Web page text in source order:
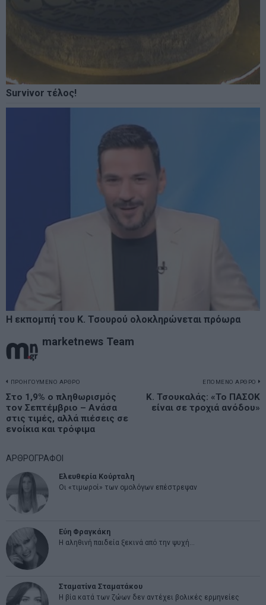
Survivor τέλος!
Η εκπομπή του Κ. Τσουρού ολοκληρώνεται πρόωρα
marketnews Team
Πλοήγηση
άρθρων
ΠΡΟΗΓΟΥΜΕΝΟ ΑΡΘΡΟ
Previous
post:
Στο 1,9% ο πληθωρισμός
τον Σεπτέμβριο – Ανάσα
στις τιμές, αλλά πιέσεις σε
ενοίκια και τρόφιμα
ΕΠΟΜΕΝΟ ΑΡΘΡΟ
Κ. Τσουκαλάς: «Το ΠΑΣΟΚ
είναι σε τροχιά ανόδου»
ΑΡΘΡΟΓΡΑΦΟΙ
Ελευθερία Κούρταλη
Οι «τιμωροί» των ομολόγων επέστρεψαν
Εύη Φραγκάκη
Η αληθινή παιδεία ξεκινά από την ψυχή…
Σταματίνα Σταματάκου
Η βία κατά των ζώων δεν αντέχει βολικές ερμηνείες